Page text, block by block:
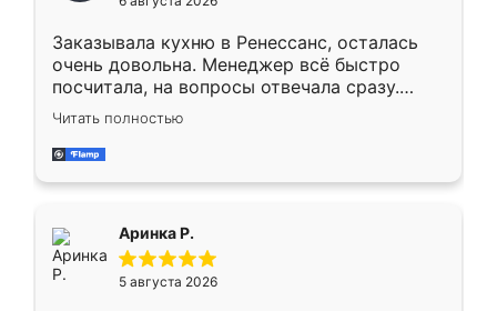
мебели буду заказывать только здесь.
Заказывала кухню в Ренессанс, осталась
очень довольна. Менеджер всё быстро
посчитала, на вопросы отвечала сразу.
Замерщик приехал в субботу, подошёл к
делу со всей ответственностью. Собрали
за день, ребята работали аккуратно, даже
Читать полностью
Аринка Р.
5 августа 2026